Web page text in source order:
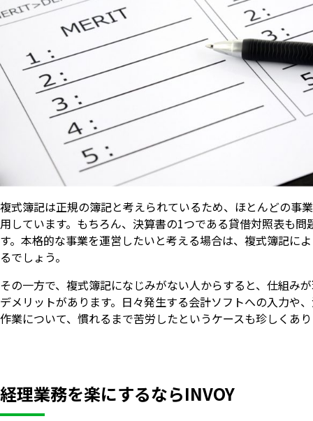
複式簿記は正規の簿記と考えられているため、ほとんどの事
用しています。もちろん、決算書の1つである貸借対照表も問
す。本格的な事業を運営したいと考える場合は、複式簿記に
るでしょう。
その一方で、複式簿記になじみがない人からすると、仕組み
デメリットがあります。日々発生する会計ソフトへの入力や
作業について、慣れるまで苦労したというケースも珍しくあ
経理業務を楽にするならINVOY